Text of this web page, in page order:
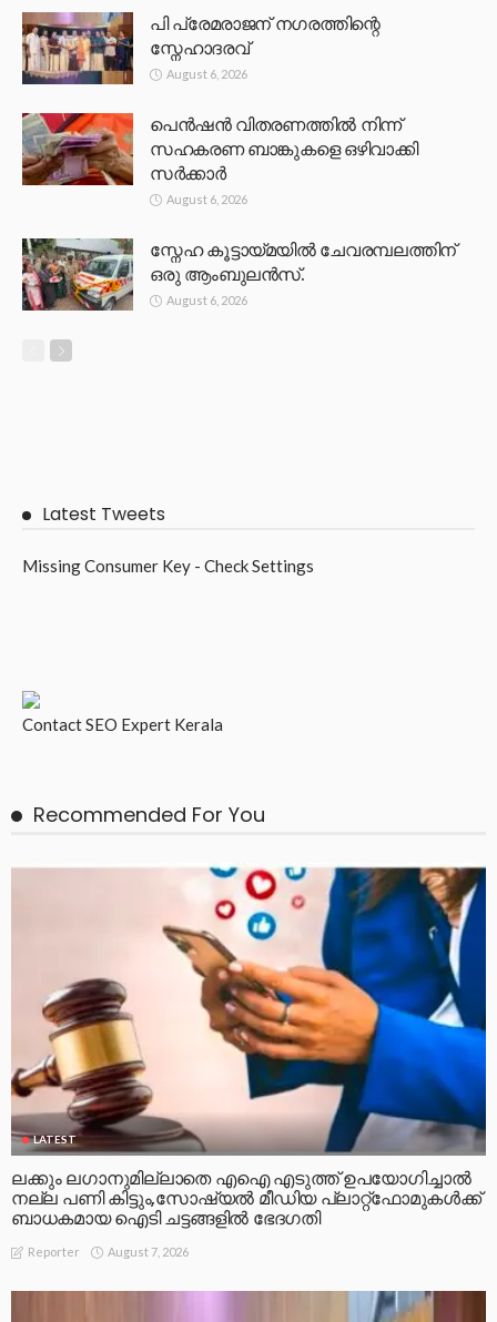
പി പ്രേമരാജന് നഗരത്തിന്റെ
സ്നേഹാദരവ്
August 6, 2026
പെൻഷൻ വിതരണത്തിൽ നിന്ന്
സഹകരണ ബാങ്കുകളെ ഒഴിവാക്കി
സർക്കാർ
August 6, 2026
സ്നേഹ കൂട്ടായ്മയിൽ ചേവരമ്പലത്തിന്
ഒരു ആംബുലൻസ്.
August 6, 2026
Latest Tweets
Missing Consumer Key - Check Settings
ContactSEO Expert Kerala
Recommended For You
LATEST
ലക്കും ലഗാനുമില്ലാതെ എഐ എടുത്ത് ഉപയോഗിച്ചാല്‍
നല്ല പണി കിട്ടും,സോഷ്യല്‍ മീഡിയ പ്ലാറ്റ്‌ഫോമുകള്‍ക്ക്
ബാധകമായ ഐടി ചട്ടങ്ങളില്‍ ഭേദഗതി
Reporter August 7, 2026